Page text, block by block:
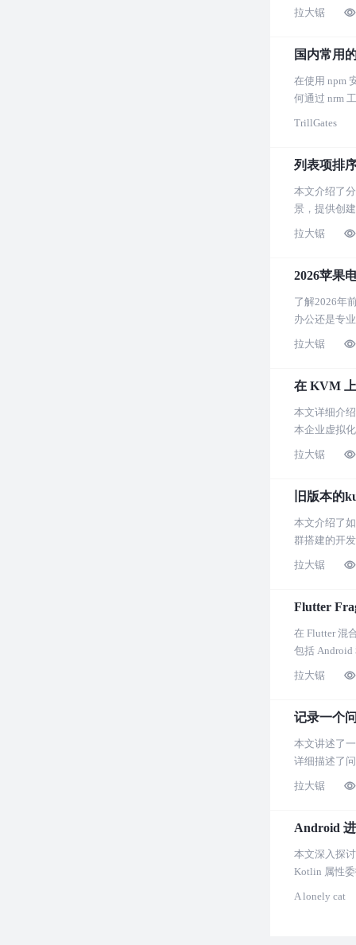
拉大锯
国内常用
在使用 npm
何通过 nrm
TrillGates
列表项排
本文介绍了
景，提供创
拉大锯
2026苹果
了解2026年
办公还是专
拉大锯
在 KVM
本文详细介
本企业虚拟
拉大锯
旧版本的
本文介绍了
群搭建的开
拉大锯
Flutter
在 Flutter 混
包括 Android
拉大锯
记录一个
本文讲述了
详细描述了
拉大锯
Android
本文深入探
Kotlin 属性
A lonely cat